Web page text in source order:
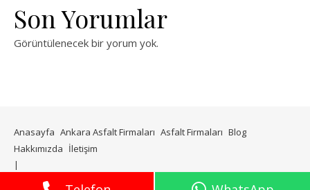
Son Yorumlar
Görüntülenecek bir yorum yok.
Anasayfa Ankara Asfalt Firmaları Asfalt Firmaları Blog
Hakkımızda İletişim
tarafından Ashe teması.